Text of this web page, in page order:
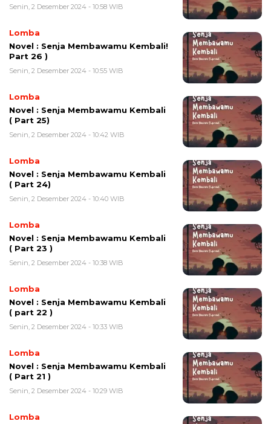
Senin, 2 Desember 2024 - 10:58 WIB
Lomba
Novel : Senja Membawamu Kembali!
Part 26 )
Senin, 2 Desember 2024 - 10:55 WIB
Lomba
Novel : Senja Membawamu Kembali
( Part 25)
Senin, 2 Desember 2024 - 10:42 WIB
Lomba
Novel : Senja Membawamu Kembali
( Part 24)
Senin, 2 Desember 2024 - 10:40 WIB
Lomba
Novel : Senja Membawamu Kembali
( Part 23 )
Senin, 2 Desember 2024 - 10:38 WIB
Lomba
Novel : Senja Membawamu Kembali
( part 22 )
Senin, 2 Desember 2024 - 10:33 WIB
Lomba
Novel : Senja Membawamu Kembali
( Part 21 )
Senin, 2 Desember 2024 - 10:29 WIB
Lomba